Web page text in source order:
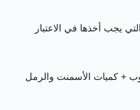
يجب أخذها في الاعتبار
+ كميات الأسمنت والرمل